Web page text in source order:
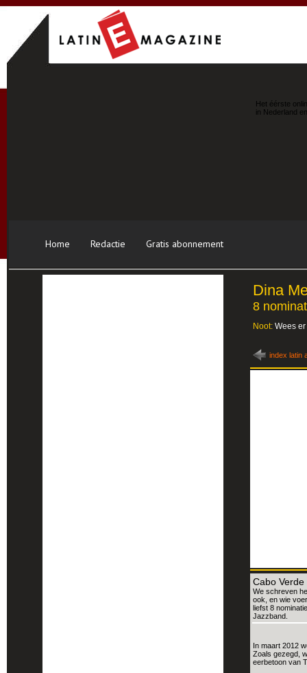
Het éérste
in Nederland
Home Redactie Gratis abonnement
Dina
8
Noot: Wees
index latin
Cabo Verde
We schreven
ook, en wie
liefst 8
Jazzband.
In maart 2012
Zoals gezegd,
eerbetoon van